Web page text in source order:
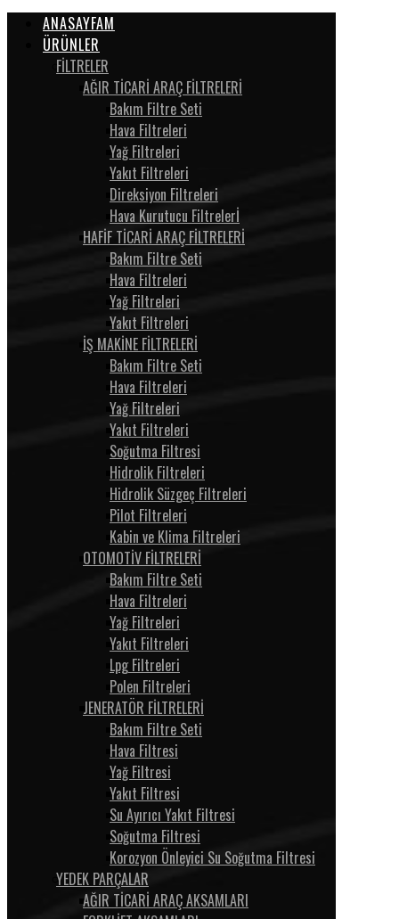
ANASAYFAM
ÜRÜNLER
FİLTRELER
AĞIR TİCARİ ARAÇ FİLTRELERİ
Bakım Filtre Seti
Hava Filtreleri
Yağ Filtreleri
Yakıt Filtreleri
Direksiyon Filtreleri
Hava Kurutucu Filtrelerİ
HAFİF TİCARİ ARAÇ FİLTRELERİ
Bakım Filtre Seti
Hava Filtreleri
Yağ Filtreleri
Yakıt Filtreleri
İŞ MAKİNE FİLTRELERİ
Bakım Filtre Seti
Hava Filtreleri
Yağ Filtreleri
Yakıt Filtreleri
Soğutma Filtresi
Hidrolik Filtreleri
Hidrolik Süzgeç Filtreleri
Pilot Filtreleri
Kabin ve Klima Filtreleri
OTOMOTİV FİLTRELERİ
Bakım Filtre Seti
Hava Filtreleri
Yağ Filtreleri
Yakıt Filtreleri
Lpg Filtreleri
Polen Filtreleri
JENERATÖR FİLTRELERİ
Bakım Filtre Seti
Hava Filtresi
Yağ Filtresi
Yakıt Filtresi
Su Ayırıcı Yakıt Filtresi
Soğutma Filtresi
Korozyon Önleyici Su Soğutma Filtresi
YEDEK PARÇALAR
AĞIR TİCARİ ARAÇ AKSAMLARI